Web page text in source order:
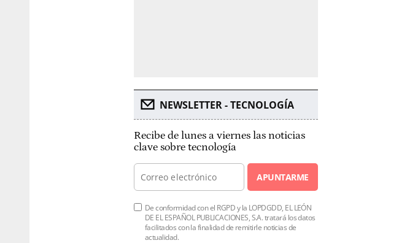
NEWSLETTER - TECNOLOGÍA
Recibe de lunes a viernes las noticias
clave sobre tecnología
APUNTARME
De conformidad con el RGPD y la LOPDGDD, EL LEÓN
DE EL ESPAÑOL PUBLICACIONES, S.A. tratará los datos
facilitados con la finalidad de remitirle noticias de
actualidad.